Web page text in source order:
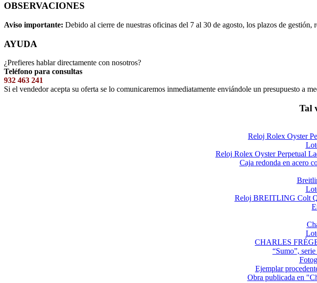
OBSERVACIONES
Aviso importante: Debido al cierre de nuestras oficinas del 7 al 30 de agosto, los plazos de
AYUDA
¿Prefieres hablar directamente con nosotros?
Teléfono para consultas
932 463 241
Si el vendedor acepta su oferta se lo comunicaremos inmediatamente enviándole un presupuesto a
Tal
Reloj Rolex Oyster
Reloj Rolex Oyster Perpetual
Caja redonda en acero
Reloj BREITLING Colt
CHARLES
“Sumo”,
Ejemplar
Obra publicada en